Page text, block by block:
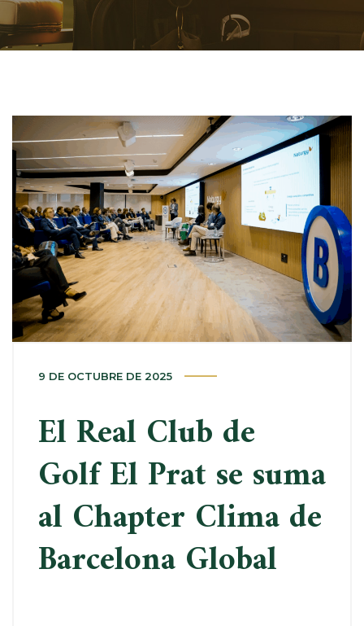
9 DE OCTUBRE DE 2025
El Real Club de
Golf El Prat se suma
al Chapter Clima de
Barcelona Global